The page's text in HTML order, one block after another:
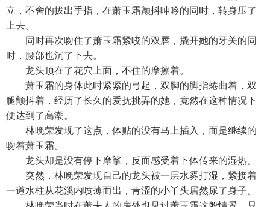
立，不舍的拔出手指，在萧玉霜颤抖呻吟的同时，转身压了
上去。
同时再次吻住了萧玉霜紧咬的双唇，撬开她的牙关的同
时，腰部也沉了下去。
龙头顶在了花穴上面，不住的摩擦着。
萧玉霜的身体此时紧紧的弓起，双脚的脚指蜷曲着，双
腿颤抖着，经历了长久的爱抚挑弄的她，竟然在这种情况下
便达到了高潮。
林晚荣发现了这点，体贴的没有马上插入，而是继续的
吻着萧玉霜。
龙头却是没有停下摩挲，反而感受着下体传来的湿热。
突然，林晚荣发现自己的龙头被一层水雾打湿，紧接着
一道水柱从花溪内喷薄而出，青涩的小丫头居然尿了身子。